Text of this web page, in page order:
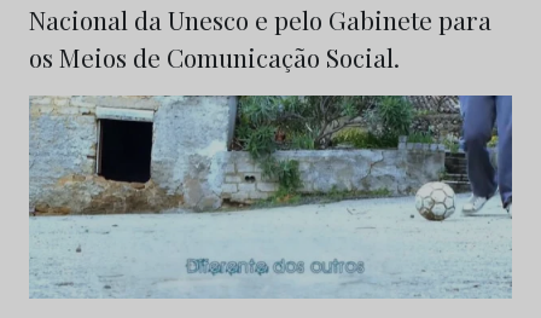
Nacional da Unesco e pelo Gabinete para
os Meios de Comunicação Social.